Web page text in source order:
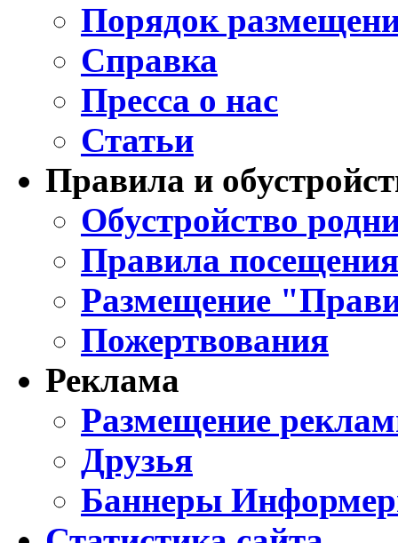
Порядок
Справка
Пресса о нас
Статьи
Правила и
Обустройство
Правила
Размещение
Пожертвования
Реклама
Размещение
Друзья
Баннеры